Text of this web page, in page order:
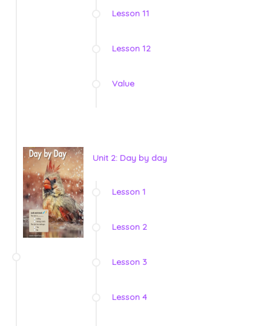
Lesson 11
Lesson 12
Value
Unit 2: Day by day
Lesson 1
Lesson 2
Lesson 3
Lesson 4